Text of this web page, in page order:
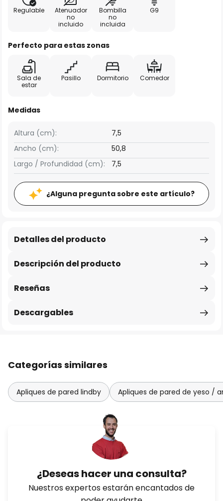
Regulable
Atenuador
no
incluido
Bombilla
no
incluida
G9
Perfecto para estas zonas
Sala de
estar
Pasillo Dormitorio Comedor
Medidas
Ancho (cm): 50,8
Altura (cm): 7,5
Largo / Profundidad (cm): 7,5
¿Alguna pregunta sobre este artículo?
Descripción del producto
Detalles del producto
Reseñas
Descargables
Categorías similares
Apliques de pared lindby Apliques de pared de yeso /
¿Deseas hacer una consulta?
Nuestros expertos estarán encantados de